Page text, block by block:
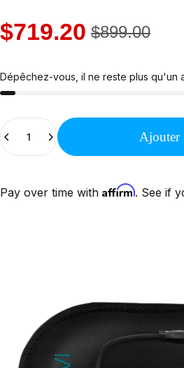
$719.20 $899.00
Dépêchez-vous, il ne reste plus qu'un
Ajouter
Pay over time with Affirm. See if